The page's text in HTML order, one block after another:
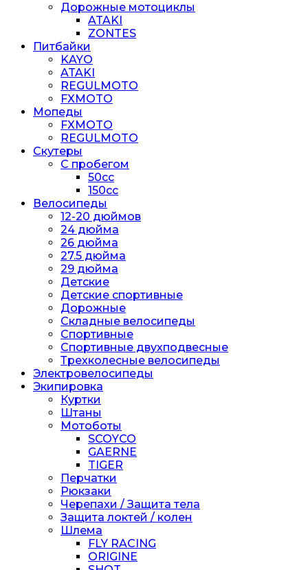
Дорожные мотоциклы
ATAKI
ZONTES
Питбайки
KAYO
ATAKI
REGULMOTO
FXMOTO
Мопеды
FXMOTO
REGULMOTO
Скутеры
С пробегом
50cc
150cc
Велосипеды
12-20 дюймов
24 дюйма
26 дюйма
27.5 дюйма
29 дюйма
Детские
Детские спортивные
Дорожные
Складные велосипеды
Спортивные
Спортивные двухподвесные
Трехколесные велосипеды
Электровелосипеды
Экипировка
Куртки
Штаны
Мотоботы
SCOYCO
GAERNE
TIGER
Перчатки
Рюкзаки
Черепахи / Защита тела
Защита локтей / колен
Шлема
FLY RACING
ORIGINE